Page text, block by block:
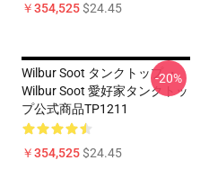
￥354,525$24.45
Wilbur Soot タンクトップ ・
Wilbur Soot 愛好家タンクトッ
プ公式商品TP1211
￥354,525$24.45
-20%